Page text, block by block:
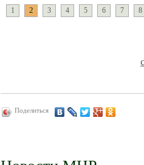
1 2 3 4 5 6 7 8
Поделиться